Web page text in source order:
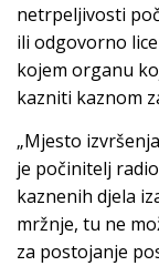
netrpeljivosti
ili odgovorno
kojem organu
kazniti kaznom
„Mjesto
je počinitelj
kaznenih djela
mržnje, tu ne
za postojanje